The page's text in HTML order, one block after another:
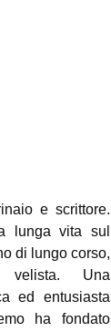
e scrittore.
lunga vita sul
di lungo corso,
velista. Una
ed entusiasta
ha fondato